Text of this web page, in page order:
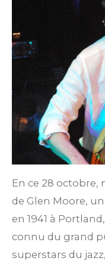
En ce 28 octobre,
de Glen Moore,
en 1941 à
connu du grand
superstars du